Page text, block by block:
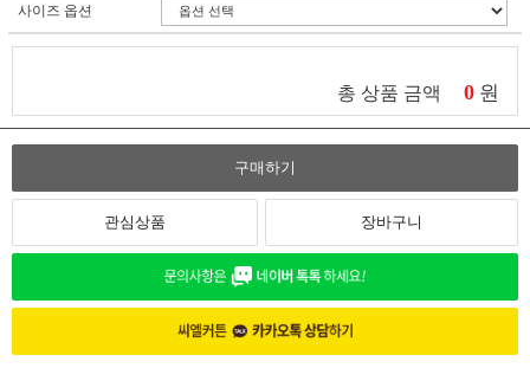
사이즈 옵션
총 상품 금액 0 원
구매하기
관심상품 장바구니